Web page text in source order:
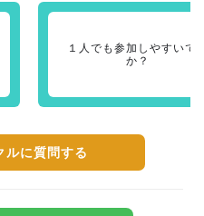
１人でも参加しやすいで
か？
ルに質問する